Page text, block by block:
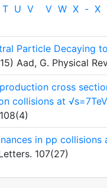
T U V V W X - X
Particle Decaying
Aad, G. Physical
cross
collisions at
in pp
107(27)